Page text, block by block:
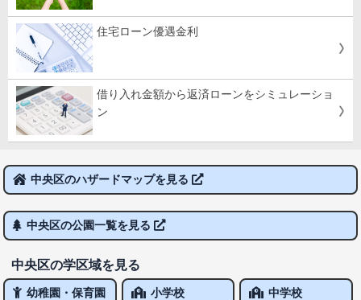
住宅ローン優遇金利
借り入れ金額から返済ローンをシミュレーショ
ン
中央区のハザードマップを見る
中央区の公園一覧を見る
中央区の学区域を見る
幼稚園・保育園 小学校 中学校